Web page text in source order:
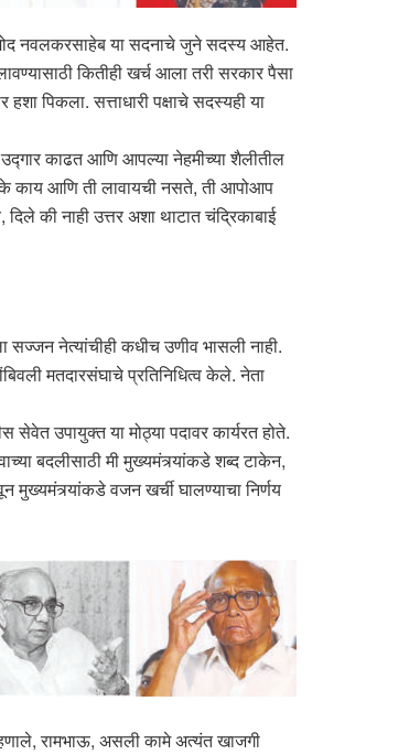
नवलकरसाहेब या सदनाचे जुने सदस्य आहेत.
कितीही खर्च आला तरी सरकार पैसा
पिकला. सत्ताधारी पक्षाचे सदस्यही या
काढत आणि आपल्या नेहमीच्या शैलीतील
काय आणि ती लावायची नसते, ती आपोआप
की नाही उत्तर अशा थाटात चंद्रिकाबाई
सज्जन नेत्यांचीही कधीच उणीव भासली नाही.
मतदारसंघाचे प्रतिनिधित्व केले. नेता
सेवेत उपायुक्त या मोठ्या पदावर कार्यरत होते.
बदलीसाठी मी मुख्यमंत्र्यांकडे शब्द टाकेन,
मुख्यमंत्र्यांकडे वजन खर्ची घालण्याचा निर्णय
रामभाऊ, असली कामे अत्यंत खाजगी